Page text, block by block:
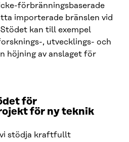
förbränningsbaserade
importerade bränslen vid
kan till exempel
, utvecklings- och
höjning av anslaget för
för
för ny teknik
vi stödja kraftfullt